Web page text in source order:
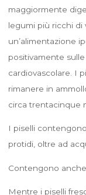
maggiormente
legumi più ricchi di
un’alimentazione
positivamente
cardiovascolare. I
rimanere in
circa trentacinque
I piselli
protidi, oltre ad
Contengono
Mentre i piselli